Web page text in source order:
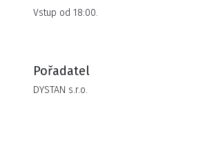
Vstup od 18:00.
Pořadatel
DYSTAN s.r.o.